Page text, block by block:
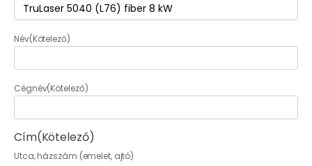
Név(Kötelező)
Cégnév(Kötelező)
Cím(Kötelező)
Utca, házszám (emelet, ajtó)